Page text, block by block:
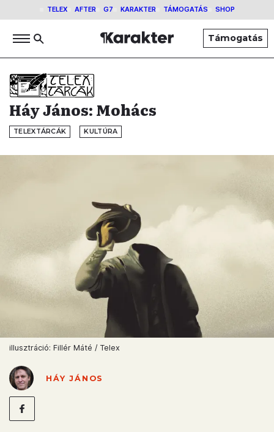
TELEX AFTER G7 KARAKTER TÁMOGATÁS SHOP
Támogatás
Háy János: Mohács
TELEXTÁRCÁK KULTÚRA
illusztráció: Fillér Máté / Telex
HÁY JÁNOS